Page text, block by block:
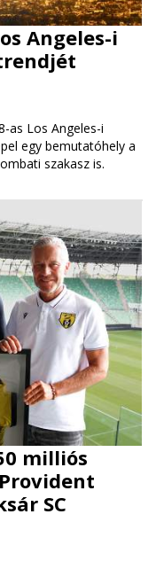
Angeles-i
as Los Angeles-i
egy bemutatóhely a
szakasz is.
milliós
SC